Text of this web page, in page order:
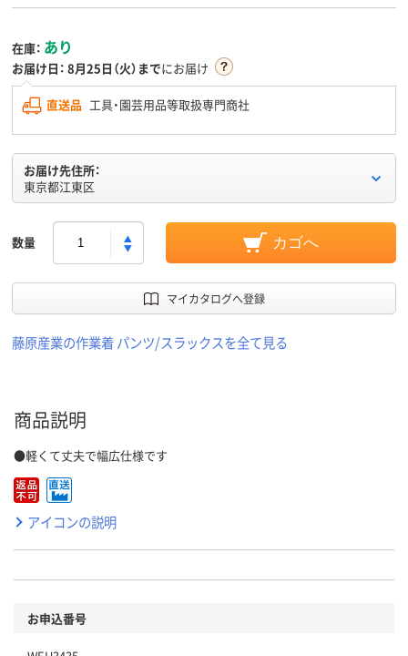
在庫： あり
お届け日： 8月25日（火）までにお届け
直送品 工具・園芸用品等取扱専門商社
お届け先住所：
東京都江東区
数量 カゴへ
マイカタログへ登録
藤原産業の作業着 パンツ/スラックスを全て見る
商品説明
●軽くて丈夫で幅広仕様です
アイコンの説明
お申込番号